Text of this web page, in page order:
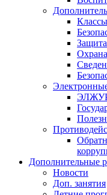
Классы
Дополнительные
Новости
Доп. занятия